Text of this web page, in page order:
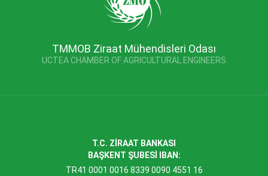
TMMOB Ziraat Mühendisleri Odası
UCTEA CHAMBER OF AGRICULTURAL ENGINEERS
T.C. ZİRAAT BANKASI
BAŞKENT ŞUBESİ IBAN:
TR41 0001 0016 8339 0090 4551 16